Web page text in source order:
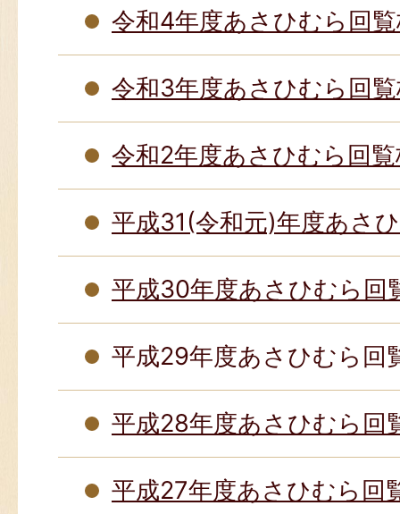
令和4年度あさひむら回
令和3年度あさひむら回
令和2年度あさひむら回
平成31(令和元)年度あさ
平成30年度あさひむら回
平成29年度あさひむら回
平成28年度あさひむら回
平成27年度あさひむら回